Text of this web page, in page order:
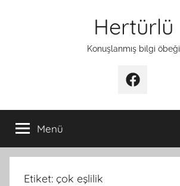
Hertürlü
Konuşlanmış bilgi öbeği
Facebook
Menü
Etiket: çok eşlilik